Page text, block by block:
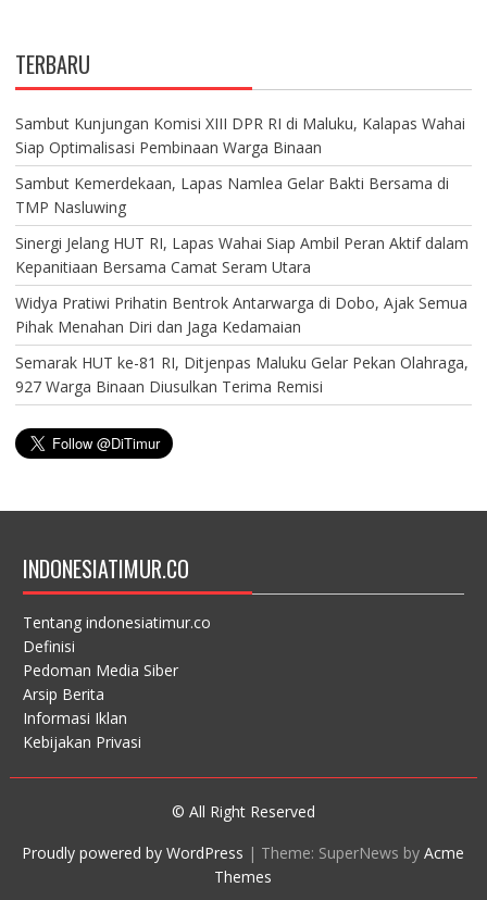
TERBARU
Sambut Kunjungan Komisi XIII DPR RI di Maluku, Kalapas Wahai
Siap Optimalisasi Pembinaan Warga Binaan
Sambut Kemerdekaan, Lapas Namlea Gelar Bakti Bersama di
TMP Nasluwing
Sinergi Jelang HUT RI, Lapas Wahai Siap Ambil Peran Aktif dalam
Kepanitiaan Bersama Camat Seram Utara
Widya Pratiwi Prihatin Bentrok Antarwarga di Dobo, Ajak Semua
Pihak Menahan Diri dan Jaga Kedamaian
Semarak HUT ke-81 RI, Ditjenpas Maluku Gelar Pekan Olahraga,
927 Warga Binaan Diusulkan Terima Remisi
INDONESIATIMUR.CO
Tentang indonesiatimur.co
Definisi
Pedoman Media Siber
Arsip Berita
Informasi Iklan
Kebijakan Privasi
© All Right Reserved
Proudly powered by WordPress | Theme: SuperNews byAcme
Themes